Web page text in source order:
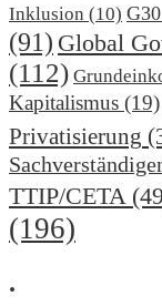
Inklusion (10) G30
(91) Global
(112)
Kapitalismus (19)
Privatisierung
TTIP/CETA
(196)
.